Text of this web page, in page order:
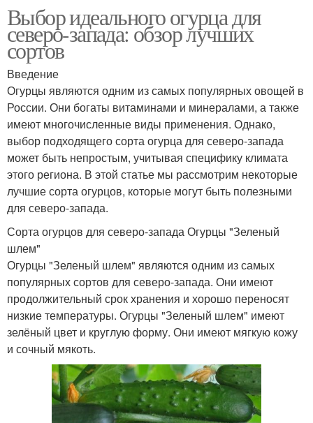
Выбор идеального огурца для
северо-запада: обзор лучших
сортов
Введение
Огурцы являются одним из самых популярных овощей в
России. Они богаты витаминами и минералами, а также
имеют многочисленные виды применения. Однако,
выбор подходящего сорта огурца для северо-запада
может быть непростым, учитывая специфику климата
этого региона. В этой статье мы рассмотрим некоторые
лучшие сорта огурцов, которые могут быть полезными
для северо-запада.
Сорта огурцов для северо-запада Огурцы "Зеленый
шлем"
Огурцы "Зеленый шлем" являются одним из самых
популярных сортов для северо-запада. Они имеют
продолжительный срок хранения и хорошо переносят
низкие температуры. Огурцы "Зеленый шлем" имеют
зелёный цвет и круглую форму. Они имеют мягкую кожу
и сочный мякоть.